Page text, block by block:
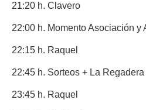
21:20 h. Clavero
22:00 h. Momento Asociación y
22:15 h. Raquel
22:45 h. Sorteos + La Regadera
23:45 h. Raquel